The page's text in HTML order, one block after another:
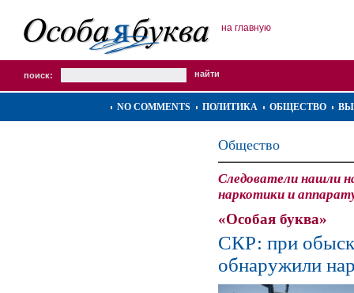
на главную
поиск:
NO COMMENTS ПОЛИТИКА ОБЩЕСТВО
Общество
Следователи нашли
наркотики и
«Особая буква»
СКР: при
обнаружили